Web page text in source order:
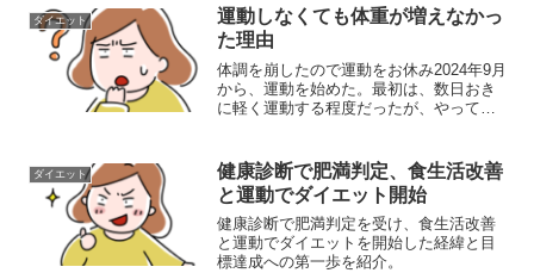
い。今は57キロあたりをウロウロしてい
る。ふと過去を振り返っ...
ダイエット
運動しなくても体重が増えなかっ
た理由
体調を崩したので運動をお休み2024年9月
から、運動を始めた。最初は、数日おき
に軽く運動する程度だったが、やってみ
し、ほぼ毎日のように通うようになっ
た。ジムでは、筋ト...
ダイエット
健康診断で肥満判定、食生活改善
と運動でダイエット開始
健康診断で肥満判定を受け、食生活改善
と運動でダイエットを開始した経緯と目
標達成への第一歩を紹介。